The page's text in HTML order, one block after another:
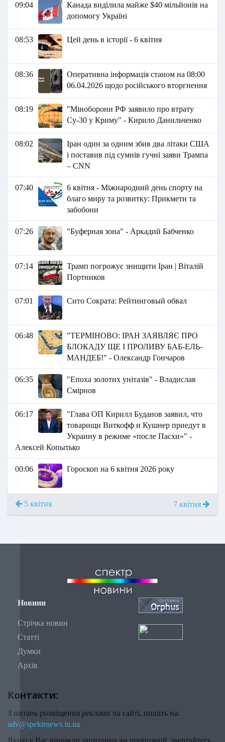
09:04
Канада виділила майже $40 мільйонів на
допомогу Україні
08:53 Цей день в історії - 6 квітня
08:36
Оперативна інформація станом на 08:00
06.04.2026 щодо російського вторгнення
08:19
"Міноборони РФ заявило про втрату
Су-30 у Криму" - Кирило Данильченко
08:02
Іран один за одним збив два літаки США
і поставив під сумнів гучні заяви Трампа
– CNN
07:40
6 квітня - Міжнародний день спорту на
благо миру та розвитку: Прикмети та
забобони
07:26 "Буферная зона" - Аркадий Бабченко
07:14
Трамп погрожує знищити Іран | Віталій
Портников
07:01 Сито Сократа: Рейтинговый обвал
06:48
"ТЕРМІНОВО: ІРАН ЗАЯВЛЯЄ ПРО
БЛОКАДУ ЩЕ І ПРОЛИВУ БАБ-ЕЛЬ-
МАНДЕБ!" - Олександр Гончаров
06:35
"Епоха золотих унітазів" - Владислав
Смірнов
06:17
"Глава ОП Кирилл Буданов заявил, что
товарищи Виткофф и Кушнер приедут в
Украину в режиме «после Пасхи»" -
Алексей Копытько
00:06 Гороскоп на 6 квітня 2026 року
5 квітня 7 квітня
Новини
Стрічка новин
Статті
Думки
Архів
Контакти:
З питань розміщення реклами на сайті, пишіть на:
adv@spektrnews.in.ua